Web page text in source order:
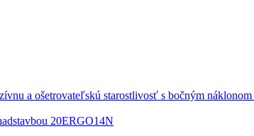
a ošetrovateľskú starostlivosť s bočným náklonom
20ERGO14N